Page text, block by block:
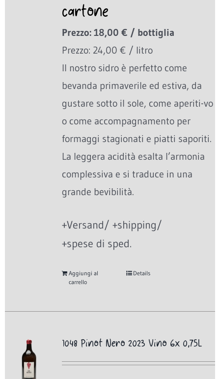
cartone
Prezzo: 18,00 € / bottiglia
Prezzo: 24,00 € / litro
Il nostro sidro è perfetto come
bevanda primaverile ed estiva, da
gustare sotto il sole, come aperiti-vo
o come accompagnamento per
formaggi stagionati e piatti saporiti.
La leggera acidità esalta l’armonia
complessiva e si traduce in una
grande bevibilità.
+Versand/ +shipping/
+spese di sped.
Aggiungi al
carrello
Details
1048 Pinot Nero 2023 Vino 6x 0,75L